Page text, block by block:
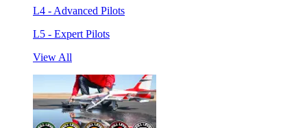
L4 - Advanced Pilots
L5 - Expert Pilots
View All